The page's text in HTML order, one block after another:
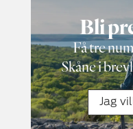
Bli
Få tre
Skåne i
Jag